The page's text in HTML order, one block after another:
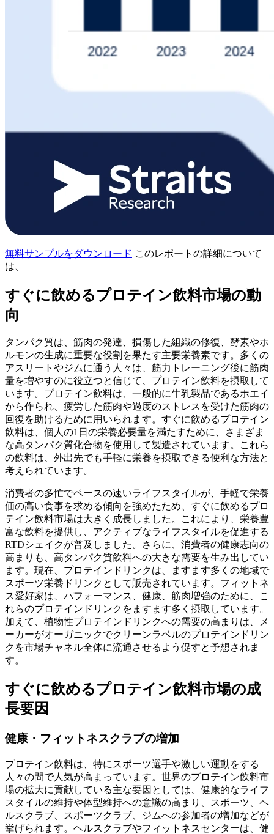
無料サンプルをダウンロード このレポートの詳細について
は、
すぐに飲めるプロテイン飲料市場の動
向
タンパク質は、筋肉の発達、損傷した組織の修復、酵素やホ
ルモンの生成に重要な役割を果たす主要栄養素です。多くの
アスリートやジムに通う人々は、筋力トレーニング後に筋肉
量を増やすのに役立つと信じて、プロテイン飲料を摂取して
います。プロテイン飲料は、一般的に牛乳製品であるホエイ
から作られ、疲労した筋肉や過度のストレスを受けた筋肉の
回復を助けるために用いられます。すぐに飲めるプロテイン
飲料は、個人の1日の栄養必要量を満たすために、さまざま
な高タンパク質化合物を使用して製造されています。これら
の飲料は、外出先でも手軽に栄養を摂取できる便利な方法と
考えられています。
消費者の多忙でペースの速いライフスタイルが、手軽で栄養
価の高い食事を求める傾向を強めたため、すぐに飲めるプロ
テイン飲料市場は大きく成長しました。これにより、栄養豊
富な飲料を提供し、アクティブなライフスタイルを促進する
RTDシェイクが普及しました。さらに、消費者の健康志向の
高まりも、高タンパク質飲料への大きな需要を生み出してい
ます。現在、プロテインドリンクは、ますます多くの地域で
スポーツ栄養ドリンクとして販売されています。フィットネ
ス愛好家は、パフォーマンス、健康、筋肉増強のために、こ
れらのプロテインドリンクをますます多く摂取しています。
加えて、植物性プロテインドリンクへの需要の高まりは、メ
ーカーがオーガニックでクリーンラベルのプロテインドリン
クを市場チャネル全体に流通させるよう促すと予想されま
す。
すぐに飲めるプロテイン飲料市場の成
長要因
健康・フィットネスクラブの増加
プロテイン飲料は、特にスポーツ選手や激しい運動をする
人々の間で人気が高まっています。世界のプロテイン飲料市
場の拡大に貢献している主な要因としては、健康的なライフ
スタイルの維持や体型維持への意識の高まり、スポーツ、ヘ
ルスクラブ、スポーツクラブ、ジムへの参加者の増加などが
挙げられます。ヘルスクラブやフィットネスセンターは、健